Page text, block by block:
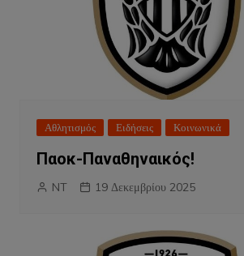
Αθλητισμός Ειδήσεις Κοινωνικά
Παοκ-Παναθηναικός!
NT 19 Δεκεμβρίου 2025